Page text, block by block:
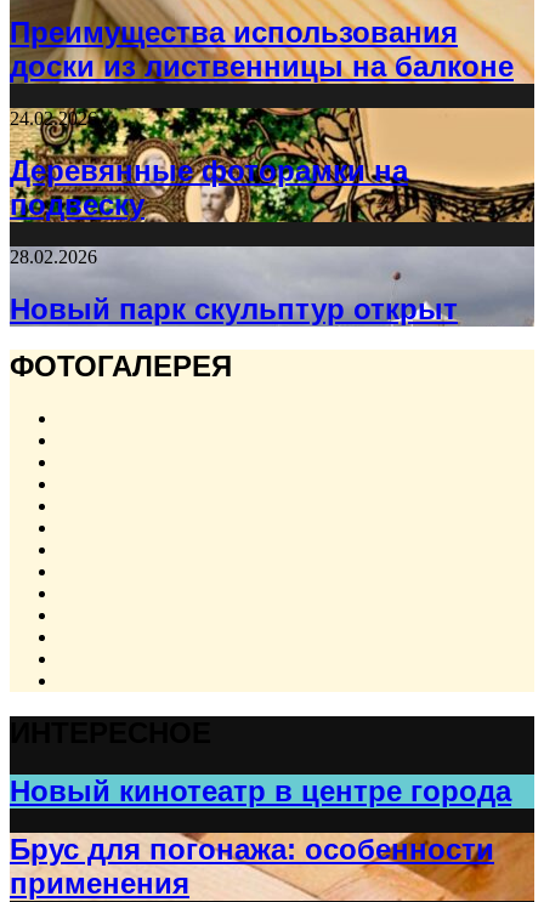
Преимущества использования
доски из лиственницы на балконе
24.02.2026
Деревянные фоторамки на
подвеску
28.02.2026
Новый парк скульптур открыт
ФОТОГАЛЕРЕЯ
Новый кинотеатр в центре города
Брус для погонажа: особенности
применения